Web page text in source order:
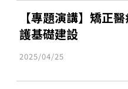
【專題演講】矯正
護基礎建設
2025/04/25